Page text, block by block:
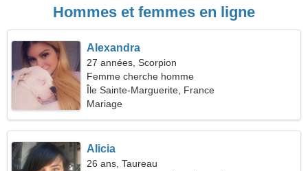
Hommes et femmes en ligne
Alexandra
27 années, Scorpion
Femme cherche homme
Île Sainte-Marguerite, France
Mariage
Alicia
26 ans, Taureau